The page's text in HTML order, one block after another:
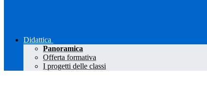
Didattica
Panoramica
Offerta formativa
I progetti delle classi